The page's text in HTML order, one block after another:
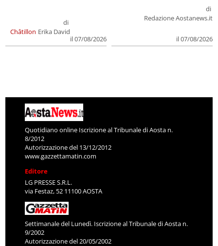
Châtillon
di
Erika David
il 07/08/2026
di
Redazione Aostanews.it
il 07/08/2026
Quotidiano online Iscrizione al Tribunale di Aosta n.
8/2012
Autorizzazione del 13/12/2012
www.gazzettamatin.com
Editore
LG PRESSE S.R.L.
via Festaz, 52 11100 AOSTA
Settimanale del Lunedì. Iscrizione al Tribunale di Aosta n.
9/2002
Autorizzazione del 20/05/2002